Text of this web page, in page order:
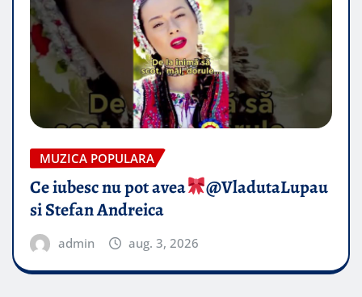
MUZICA POPULARA
Ce iubesc nu pot avea
​@VladutaLupau
si Stefan Andreica
admin aug. 3, 2026